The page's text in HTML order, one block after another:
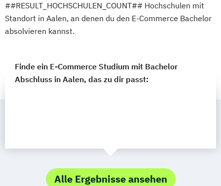
##RESULT_HOCHSCHULEN_COUNT## Hochschulen mit
Standort in Aalen, an denen du den E-Commerce Bachelor
absolvieren kannst.
Finde ein E-Commerce Studium mit Bachelor
Abschluss in Aalen, das zu dir passt:
Alle Ergebnisse ansehen